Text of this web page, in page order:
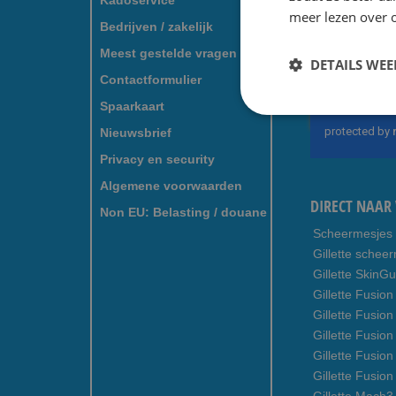
Bedrijven / zakelijk
Meest gestelde vragen
Contactformulier
Spaarkaart
Nieuwsbrief
Privacy en security
Algemene voorwaarden
Non EU: Belasting / douane
op
onze
DIRECT NAAR
Scheermesjes
Gillette
Gillette
Gillette Fusion
Gillette
Gillette Fusion
Gillette
Gillette
meer lezen over
DETAILS